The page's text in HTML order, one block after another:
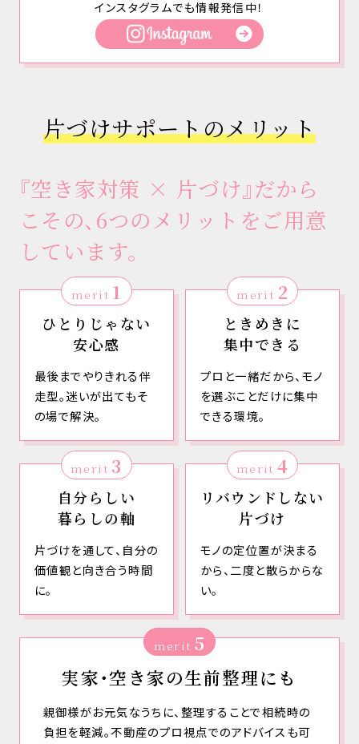
インスタグラムでも情報発信中！
片づけサポートのメリット
『空き家対策 × 片づけ』だから
こその、6つのメリットをご用意
しています。
merit 1
ひとりじゃない
安心感
最後までやりきれる伴
走型。迷いが出てもそ
の場で解決。
merit 2
ときめきに
集中できる
プロと一緒だから、モノ
を選ぶことだけに集中
できる環境。
merit 3
自分らしい
暮らしの軸
片づけを通して、自分の
価値観と向き合う時間
に。
merit 4
リバウンドしない
片づけ
モノの定位置が決まる
から、二度と散らからな
い。
merit 5
実家・空き家の生前整理にも
親御様がお元気なうちに、整理することで相続時の
負担を軽減。不動産のプロ視点でのアドバイスも可